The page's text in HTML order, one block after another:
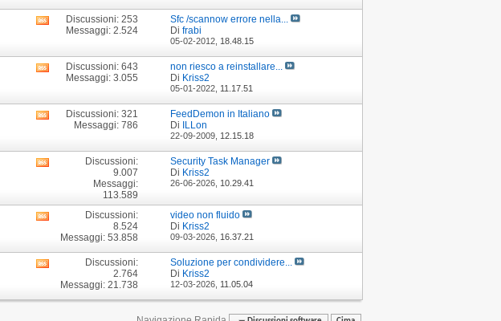
RSS
questo
Visualizza
RSS
questo
Discussioni: 253
Messaggi: 2.524
Sfc /scannow errore nella...
Di frabi
05-02-2012, 18.48.15
Visualizza
RSS
questo
Discussioni: 643
Messaggi: 3.055
non riesco a reinstallare...
Di Kriss2
05-01-2022, 11.17.51
Visualizza
RSS
Discussioni: 321
Messaggi: 786
FeedDemon in Italiano
Di
ILLon
22-09-2009, 12.15.18
Visualizza
forum
Discussioni:
9.007
Messaggi:
113.589
Security Task Manager
Di Kriss2
26-06-2026, 10.29.41
Visualizza
feed
RSS
questo
forum
Discussioni:
8.524
Messaggi: 53.858
video non fluido
Di Kriss2
09-03-2026, 16.37.21
Visualizza
feed
RSS
Discussioni:
2.764
Messaggi: 21.738
Soluzione per condividere...
Di Kriss2
12-03-2026, 11.05.04